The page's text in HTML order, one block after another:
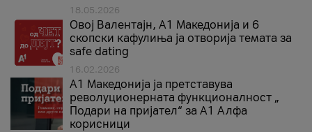
18.05.2026
Овој Валентајн, A1 Македонија и 6
скопски кафулиња ја отворија темата за
safe dating
16.02.2026
А1 Македонија ја претставува
револуционерната функционалност „
Подари на пријател“ за А1 Алфа
корисници